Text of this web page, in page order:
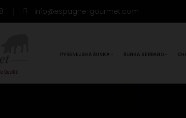
info@espagne-gourmet.com
PYRENEJSKÁ ŠUNKA ŠUNKA SERRANO